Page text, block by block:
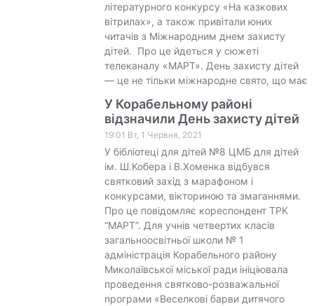
літературного конкурсу «На казкових
вітрилах», а також привітали юних
читачів з Міжнародним днем захисту
дітей. Про це йдеться у сюжеті
телеканалу «МАРТ». День захисту дітей
— це не тільки міжнародне свято, що має
У Корабельному районі
відзначили День захисту дітей
19:01 Вт, 1 Червня, 2021
У бібліотеці для дітей №8 ЦМБ для дітей
ім. Ш.Кобера і В.Хоменка відбувся
святковий захід з марафоном і
конкурсами, вікториною та змаганнями.
Про це повідомляє кореспондент ТРК
“МАРТ”. Для учнів четвертих класів
загальноосвітньої школи № 1
адміністрація Корабельного району
Миколаївської міської ради ініціювала
проведення святково-розважальної
програми «Веселкові барви дитячого